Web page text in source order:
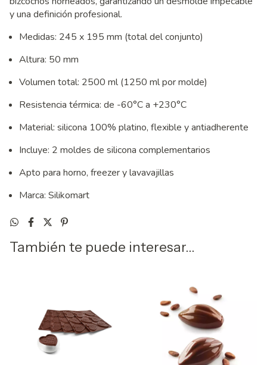
y una definición profesional.
Medidas: 245 x 195 mm (total del conjunto)
Altura: 50 mm
Volumen total: 2500 ml (1250 ml por molde)
Resistencia térmica: de -60°C a +230°C
Material: silicona 100% platino, flexible y antiadherente
Incluye: 2 moldes de silicona complementarios
Apto para horno, freezer y lavavajillas
Marca: Silikomart
También te puede interesar...